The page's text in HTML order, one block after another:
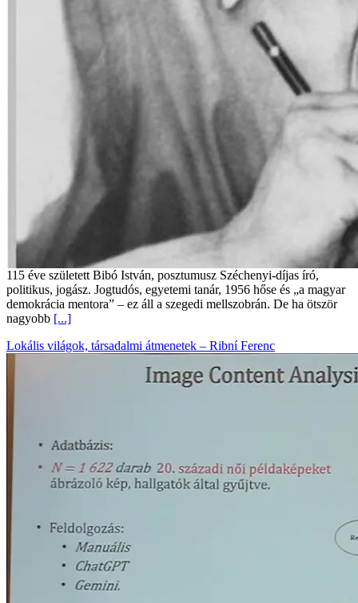
115 éve született Bibó István, posztumusz Széchenyi-díjas író,
politikus, jogász. Jogtudós, egyetemi tanár, 1956 hőse és „a magyar
demokrácia mentora” – ez áll a szegedi mellszobrán. De ha ötször
nagyobb [...]
Lokális világok, társadalmi átmenetek – Ribní Ferenc